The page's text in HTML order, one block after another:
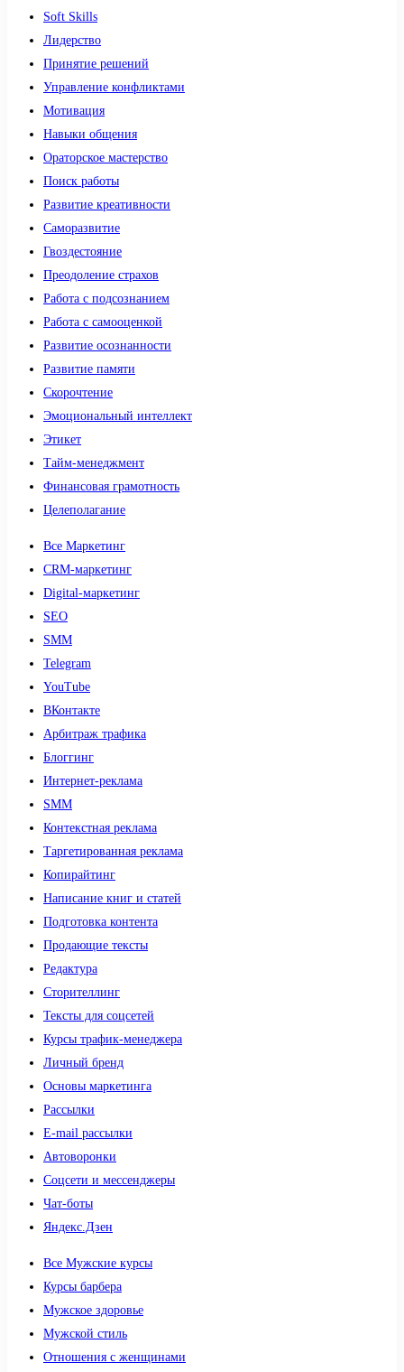
Soft Skills
Лидерство
Принятие решений
Управление конфликтами
Мотивация
Навыки общения
Ораторское мастерство
Поиск работы
Развитие креативности
Саморазвитие
Гвоздестояние
Преодоление страхов
Работа с подсознанием
Работа с самооценкой
Развитие осознанности
Развитие памяти
Скорочтение
Эмоциональный интеллект
Этикет
Тайм-менеджмент
Финансовая грамотность
Целеполагание
Все Маркетинг
CRM-маркетинг
Digital-маркетинг
SEO
SMM
Telegram
YouTube
ВКонтакте
Арбитраж трафика
Блоггинг
Интернет-реклама
SMM
Контекстная реклама
Таргетированная реклама
Копирайтинг
Написание книг и статей
Подготовка контента
Продающие тексты
Редактура
Сторителлинг
Тексты для соцсетей
Курсы трафик-менеджера
Личный бренд
Основы маркетинга
Рассылки
E-mail рассылки
Автоворонки
Соцсети и мессенджеры
Чат-боты
Яндекс.Дзен
Все Мужские курсы
Курсы барбера
Мужское здоровье
Мужской стиль
Отношения с женщинами